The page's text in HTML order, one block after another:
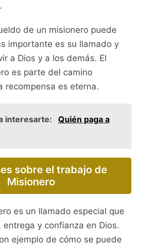
de un misionero puede
importante es su llamado y
a Dios y a los demás. El
es parte del camino
recompensa es eterna.
interesarte:
Quién paga a
sobre el trabajo de
Misionero
es un llamado especial que
entrega y confianza en Dios.
ejemplo de cómo se puede